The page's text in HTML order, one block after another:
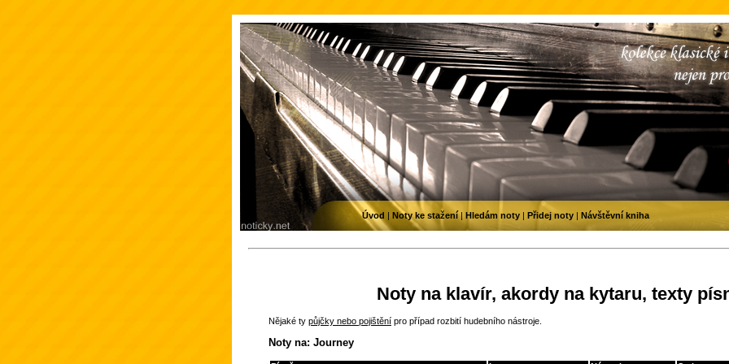
Noty na klavír, akordy na kytaru, texty
Nějaké ty půjčky nebo pojištění pro případ rozbití hudebního nástroje.
Noty na: Journey
Úvod | Noty ke stažení| Hledám noty | Přidej noty | Návštěvní kniha